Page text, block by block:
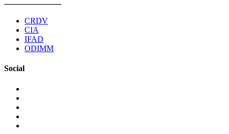
CRDV
CIA
IFAD
ODIMM
Social